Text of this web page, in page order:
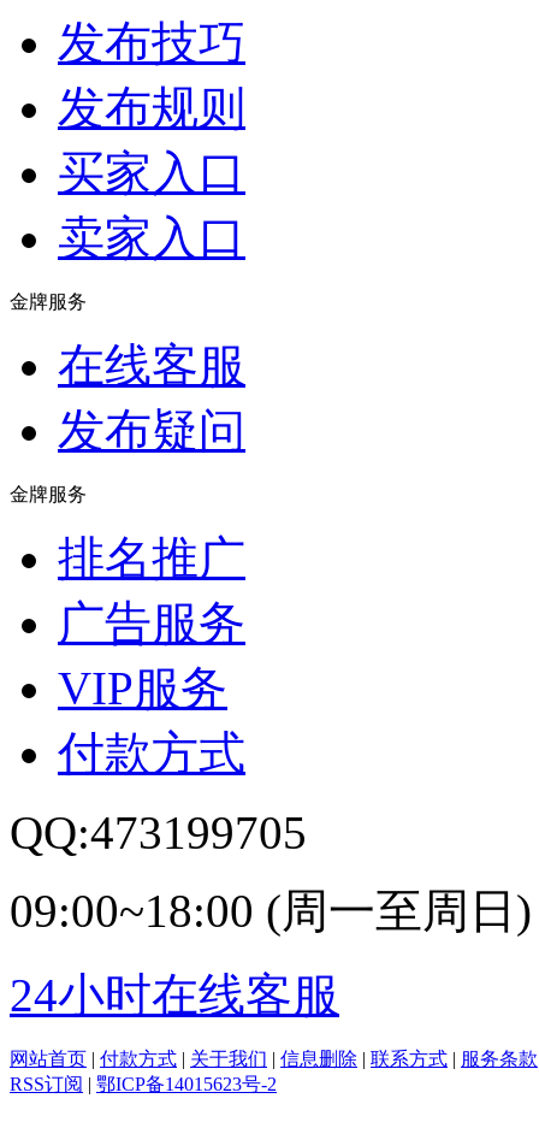
发布技巧
发布规则
买家入口
卖家入口
金牌服务
在线客服
发布疑问
金牌服务
排名推广
广告服务
VIP服务
付款方式
QQ:473199705
09:00~18:00 (周一至周日)
24小时在线客服
网站首页 | 付款方式 | 关于我们 | 信息删除 | 联系方式 | 服务条款
RSS订阅 | 鄂ICP备14015623号-2